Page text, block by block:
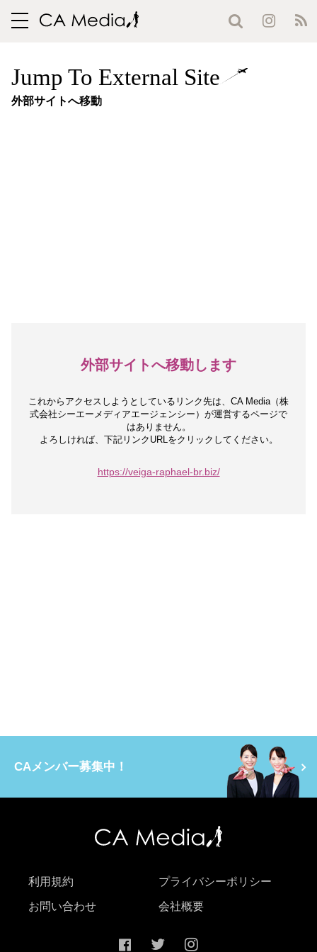
toggle
Jump To External Site
外部サイトへ移動
外部サイトへ移動します
これからアクセスしようとしているリンク先は、 CA Media（株
式会社シーエーメディアエージェンシー）が運営するページで
はありません。
よろしければ、下記リンクURLをクリックしてください。
https://veiga-raphael-br.biz/
CAメンバー募集中！
利用規約 プライバシーポリシー
お問い合わせ 会社概要